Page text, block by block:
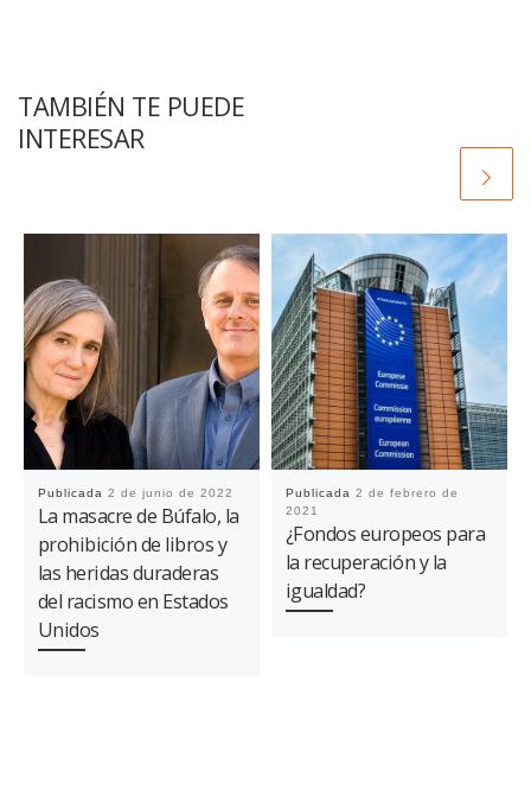
TAMBIÉN TE PUEDE
INTERESAR
Publicada 2 de junio de 2022
La masacre de Búfalo, la
prohibición de libros y
las heridas duraderas
del racismo en Estados
Unidos
Publicada 2 de febrero de
2021
¿Fondos europeos para
la recuperación y la
igualdad?